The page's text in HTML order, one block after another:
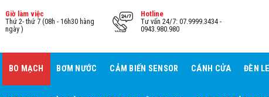
Giờ làm việc
Thứ 2- thứ 7 (08h - 16h30 hàng
ngày )
Hotline
Tư vấn 24/7: 07.9999.3434 -
0943.980.980
BO MẠCH BƠM NƯỚC CẢM BIẾN SENSOR CÁNH CỬA ĐÈN